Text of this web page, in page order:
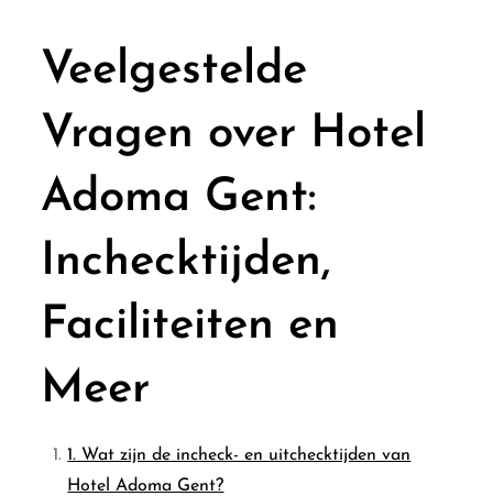
Veelgestelde
Vragen over Hotel
Adoma Gent:
Inchecktijden,
Faciliteiten en
Meer
1. Wat zijn de incheck- en uitchecktijden van
Hotel Adoma Gent?